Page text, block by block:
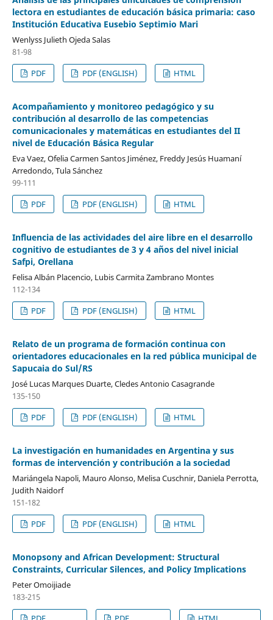
lectora en estudiantes de educación básica primaria: caso
Institución Educativa Eusebio Septimio Mari
Wenlyss Julieth Ojeda Salas
81-98
PDF
PDF (ENGLISH) HTML
Acompañamiento y monitoreo pedagógico y su
contribución al desarrollo de las competencias
comunicacionales y matemáticas en estudiantes del II
nivel de Educación Básica Regular
Eva Vaez, Ofelia Carmen Santos Jiménez, Freddy Jesús Huamaní
Arredondo, Tula Sánchez
99-111
PDF
PDF (ENGLISH) HTML
Influencia de las actividades del aire libre en el desarrollo
cognitivo de estudiantes de 3 y 4 años del nivel inicial
Safpi, Orellana
Felisa Albán Placencio, Lubis Carmita Zambrano Montes
112-134
PDF
PDF (ENGLISH) HTML
Relato de un programa de formación continua con
orientadores educacionales en la red pública municipal de
Sapucaia do Sul/RS
José Lucas Marques Duarte, Cledes Antonio Casagrande
135-150
PDF
PDF (ENGLISH) HTML
La investigación en humanidades en Argentina y sus
formas de intervención y contribución a la sociedad
Mariángela Napoli, Mauro Alonso, Melisa Cuschnir, Daniela Perrotta,
Judith Naidorf
151-182
PDF
PDF (ENGLISH) HTML
Monopsony and African Development: Structural
Constraints, Curricular Silences, and Policy Implications
Peter Omoijiade
183-215